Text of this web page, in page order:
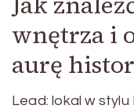
wnętrza i
aurę
Lead: lokal w stylu